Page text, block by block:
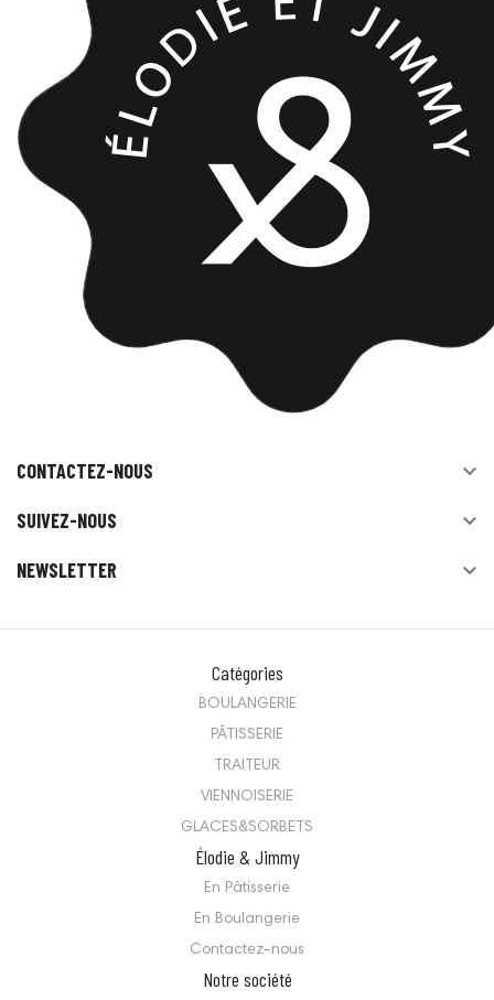
CONTACTEZ-NOUS 
SUIVEZ-NOUS 
NEWSLETTER 
Catégories
BOULANGERIE
PÂTISSERIE
TRAITEUR
VIENNOISERIE
GLACES&SORBETS
Élodie & Jimmy
En Pâtisserie
En Boulangerie
Contactez-nous
Notre société